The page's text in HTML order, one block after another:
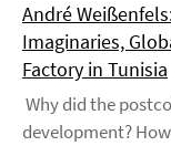
André
Imaginaries,
Factory in Tunisia
Why did the
development?